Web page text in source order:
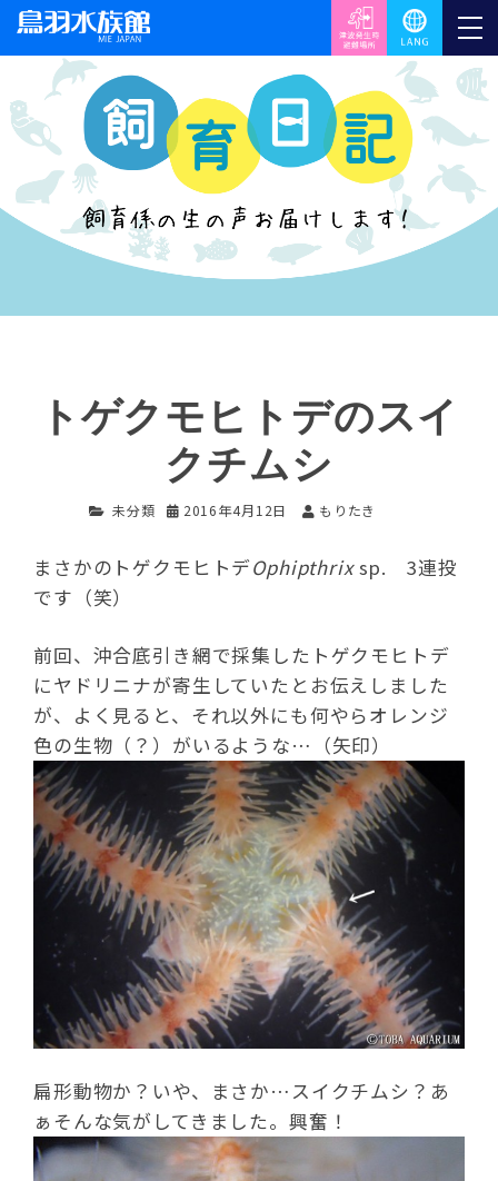
トゲクモヒトデのスイ
クチムシ
未分類 2016年4月12日 もりたき
まさかのトゲクモヒトデOphipthrixsp. 3連投
です（笑）
前回、沖合底引き網で採集したトゲクモヒトデ
にヤドリニナが寄生していたとお伝えしました
が、よく見ると、それ以外にも何やらオレンジ
色の生物（？）がいるような…（矢印）
扁形動物か？いや、まさか…スイクチムシ？あ
ぁそんな気がしてきました。興奮！